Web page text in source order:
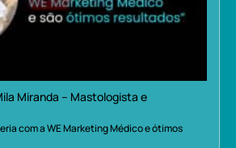
Miranda – Mastologista e
com a WE Marketing Médico e ótimos